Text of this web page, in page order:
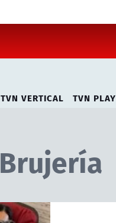
TVN VERTICAL TVN PLAY
Brujería